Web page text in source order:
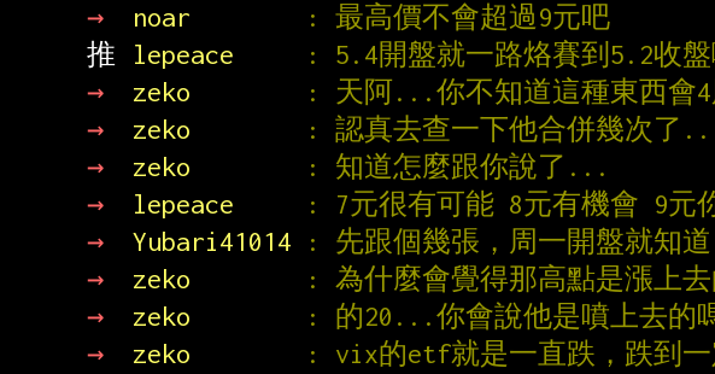
→
noar : 最高價不會超過9元吧
推
lepeace : 5.4開盤就一路烙賽到5.2收
→
zeko : 天阿...你不知道這種東西會4
→
zeko : 認真去查一下他合併幾次了
→
zeko : 知道怎麼跟你說了...
→
lepeace : 7元很有可能 8元有機會 9元
→
Yubari41014 : 先跟個幾張，周一開盤就知道
→
zeko : 為什麼會覺得那高點是漲上
→
zeko : 的20...你會說他是噴上去的
→
zeko : vix的etf就是一直跌，跌到一